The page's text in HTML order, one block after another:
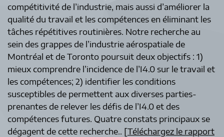
compétitivité de l’industrie, mais aussi d’améliorer la
qualité du travail et les compétences en éliminant les
tâches répétitives routinières. Notre recherche au
sein des grappes de l’industrie aérospatiale de
Montréal et de Toronto poursuit deux objectifs : 1)
mieux comprendre l’incidence de l’I4.0 sur le travail et
les compétences; 2) identifier les conditions
susceptibles de permettent aux diverses parties-
prenantes de relever les défis de l’I4.0 et des
compétences futures. Quatre constats principaux se
dégagent de cette recherche.. [Téléchargez le rapport